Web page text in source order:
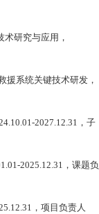
术研究与应用，
援系统关键技术研发，
4.10.01-2027.12.31 ，子
2025.12.31 ，课题负
，项目负责人